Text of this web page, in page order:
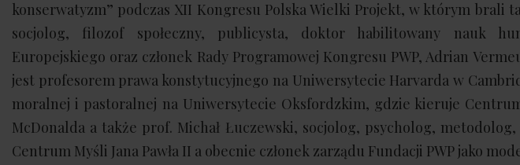
konserwatyzm” podczas XII Kongresu Polska Wielki Projekt, w którym brali
socjolog, filozof społeczny, publicysta, doktor habilitowany nauk
Europejskiego oraz członek Rady Programowej Kongresu PWP, Adrian
jest profesorem prawa konstytucyjnego na Uniwersytecie Harvarda w
moralnej i pastoralnej na Uniwersytecie Oksfordzkim, gdzie kieruje
McDonalda a także prof. Michał Łuczewski, socjolog, psycholog,
Centrum Myśli Jana Pawła II a obecnie członek zarządu Fundacji PWP jako